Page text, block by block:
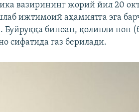
вазирининг жорий йил 20
ижтимоий аҳамиятга эга
биноан, қолипли нон
сифатида газ берилади.